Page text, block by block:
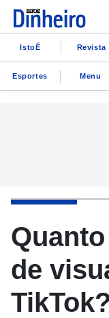
IstoÉ Revista
Esportes Menu
de
TikTok?